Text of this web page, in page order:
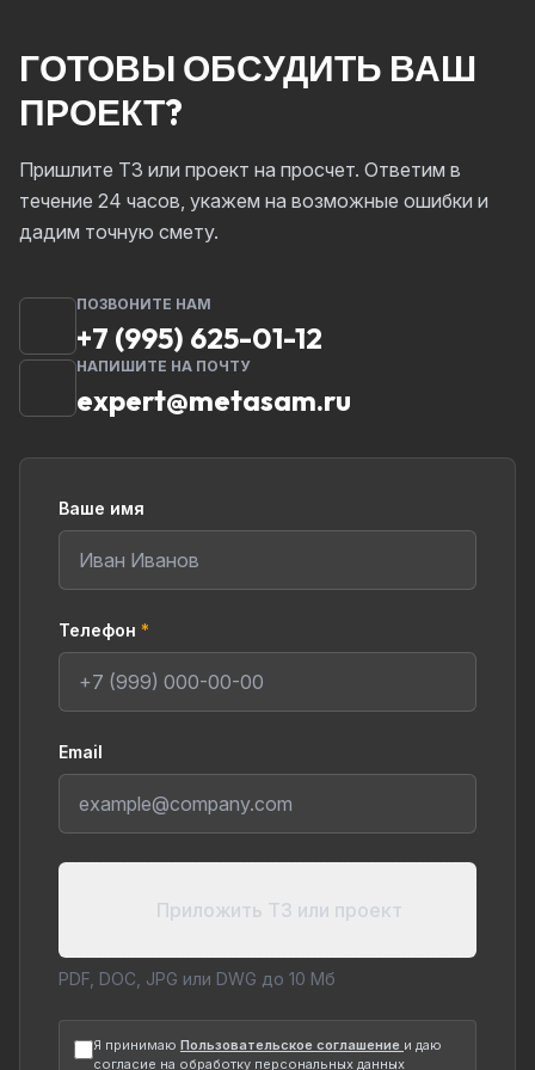
ГОТОВЫ ОБСУДИТЬ ВАШ
ПРОЕКТ?
Пришлите ТЗ или проект на просчет. Ответим в
течение 24 часов, укажем на возможные ошибки и
дадим точную смету.
ПОЗВОНИТЕ НАМ
+7 (995) 625-01-12
НАПИШИТЕ НА ПОЧТУ
expert@metasam.ru
Ваше имя
Телефон *
Email
Приложить ТЗ или проект
PDF, DOC, JPG или DWG до 10 Мб
Я принимаю Пользовательское соглашение и даю
согласие на обработку персональных данных